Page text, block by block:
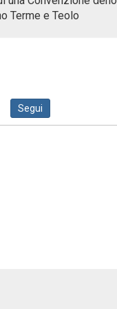
Terme e Teolo
Segui